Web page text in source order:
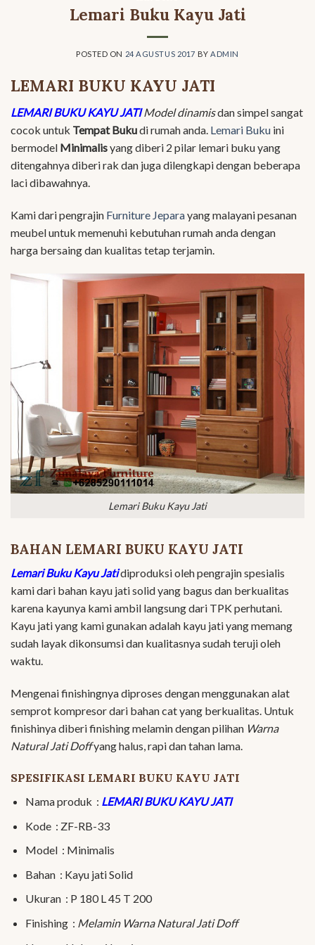
Lemari Buku Kayu Jati
POSTED ON 24 AGUSTUS 2017 BYADMIN
LEMARI BUKU KAYU JATI
LEMARI BUKU KAYU JATI Model dinamisdan simpel sangat
cocok untuk Tempat Bukudi rumah anda. Lemari Buku ini
bermodel Minimalisyang diberi 2 pilar lemari buku yang
ditengahnya diberi rak dan juga dilengkapi dengan beberapa
laci dibawahnya.
Kami dari pengrajin Furniture Jeparayang malayani pesanan
meubel untuk memenuhi kebutuhan rumah anda dengan
harga bersaing dan kualitas tetap terjamin.
Lemari Buku Kayu Jati
BAHAN LEMARI BUKU KAYU JATI
Lemari Buku Kayu Jatidiproduksi oleh pengrajin spesialis
kami dari bahan kayu jati solid yang bagus dan berkualitas
karena kayunya kami ambil langsung dari TPK perhutani.
Kayu jati yang kami gunakan adalah kayu jati yang memang
sudah layak dikonsumsi dan kualitasnya sudah teruji oleh
waktu.
Mengenai finishingnya diproses dengan menggunakan alat
semprot kompresor dari bahan cat yang berkualitas. Untuk
finishinya diberi finishing melamin dengan pilihan Warna
Natural Jati Doffyang halus, rapi dan tahan lama.
SPESIFIKASI LEMARI BUKU KAYU JATI
Nama produk : LEMARI BUKU KAYU JATI
Kode : ZF-RB-33
Model : Minimalis
Bahan : Kayu jati Solid
Ukuran : P 180 L 45 T 200
Finishing : Melamin Warna Natural Jati Doff